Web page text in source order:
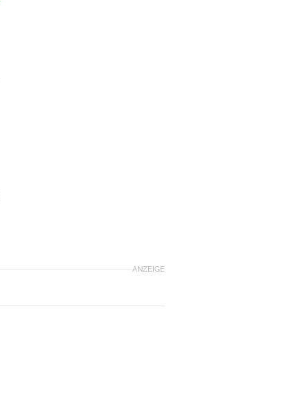
ANZEIGE